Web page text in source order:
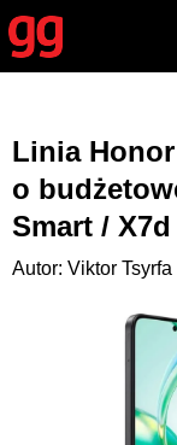
Linia
o
Smart / X7d
Autor: Viktor